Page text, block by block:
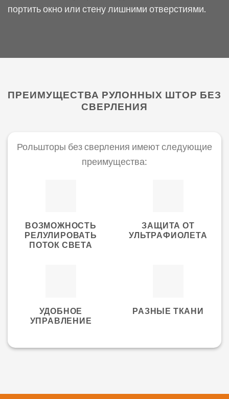
портить окно или стену лишними отверстиями.
ПРЕИМУЩЕСТВА РУЛОННЫХ ШТОР БЕЗ
СВЕРЛЕНИЯ
Рольшторы без сверления имеют следующие
преимущества:
ВОЗМОЖНОСТЬ
РЕЛУЛИРОВАТЬ
ПОТОК СВЕТА
ЗАЩИТА ОТ
УЛЬТРАФИОЛЕТА
УДОБНОЕ
УПРАВЛЕНИЕ
РАЗНЫЕ ТКАНИ